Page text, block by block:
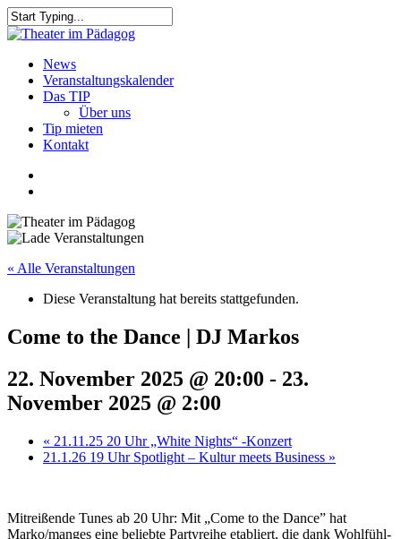
Skip
to
content
Close
search
Menu
News
Veranstaltungskalender
Das TIP
Über uns
Tip mieten
Kontakt
« Alle Veranstaltungen
Diese Veranstaltung hat bereits stattgefunden.
Come to the Dance | DJ Markos
22. November 2025 @ 20:00 - 23.
November 2025 @ 2:00
« 21.11.25 20 Uhr „White Nights“ -Konzert
21.1.26 19 Uhr Spotlight – Kultur meets Business »
Mitreißende Tunes ab 20 Uhr: Mit „Come to the Dance” hat
Marko/manges eine beliebte Partyreihe etabliert, die dank Wohlfühl-